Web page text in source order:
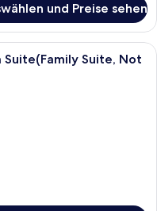
und Preise sehen
modernes Wohnzimmer mit
Suite, Not